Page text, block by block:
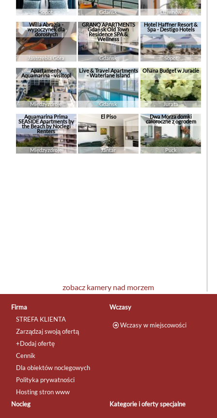
Sopot Gdańsk
Dziwnów
Willa Abrazja -
wypoczynek dla
dorosłych
Jastrzębia Góra
GRANO APARTMENTS
Gdańsk Old Town
Residence SPA &
Wellness
Gdańsk
Hotel Haffner Resort &
Spa - Destigo Hotels
Sopot
Apartamenty
Aquamarina - visitopl
Międzyzdroje
Live & Travel Apartments
- Waterlane Island
Gdańsk
Ohana Budget w Juracie
Jurata
Aquamarina Prima
SEASIDE Apartments by
the Beach by Noclegi
Renters
Międzyzdroje
El Piso
Jantar
Dwa Morza domki
całoroczne z ogrodem
Puck
zobacz kamery nad morzem
Firma
STREFA KLIENTA
Zarządzaj swoją ofertą
+Dodaj ofertę
Cennik
Dla obiektów noclegowych
Polityka prywatności
Hosting stron www
Wczasy
Wczasy w miejscowości
Nocleg Kategorie i oferty specjalne